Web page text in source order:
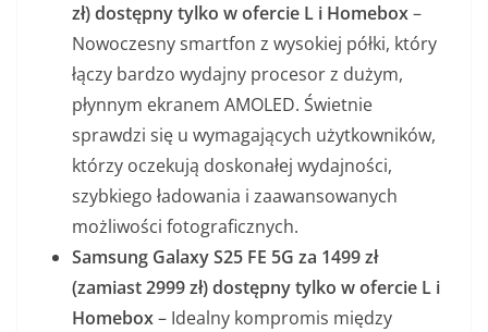
zł)dostępny tylko w ofercie L i Homebox–
Nowoczesny smartfon z wysokiej półki, który
łączy bardzo wydajny procesor z dużym,
płynnym ekranem AMOLED. Świetnie
sprawdzi się u wymagających użytkowników,
którzy oczekują doskonałej wydajności,
szybkiego ładowania i zaawansowanych
możliwości fotograficznych.
Samsung Galaxy S25 FE 5G za 1499 zł
(zamiast 2999 zł) dostępny tylko w ofercie L i
Homebox– Idealny kompromis między